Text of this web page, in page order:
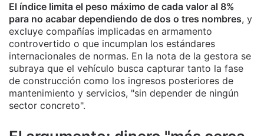
El índice limita el peso máximo de cada valor al 8%
para no acabar dependiendo de dos o tres nombres, y
excluye compañías implicadas en armamento
controvertido o que incumplan los estándares
internacionales de normas. En la nota de la gestora se
subraya que el vehículo busca capturar tanto la fase
de construcción como los ingresos posteriores de
mantenimiento y servicios, "sin depender de ningún
sector concreto".